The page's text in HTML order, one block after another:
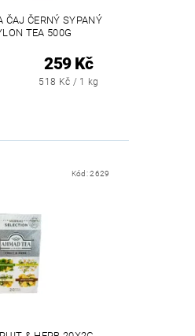
ČAJ ČERNÝ SYPANÝ
TEA 500G
259 Kč
518 Kč / 1 kg
Kód:2629